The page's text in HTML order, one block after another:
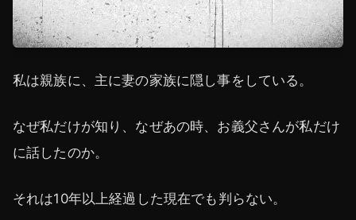
私は親族に、主に妻の家族に隠し事をしている。
なぜ私だけが知り、なぜあの時、お義父さんが私だけ
に話したのか。
それは10年以上経過した現在でも判らない。